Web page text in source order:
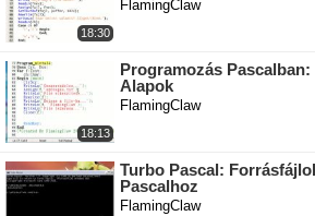
18:30
FlamingClaw
18:13
Programozás
Alapok
FlamingClaw
Turbo Pascal:
Pascalhoz
FlamingClaw